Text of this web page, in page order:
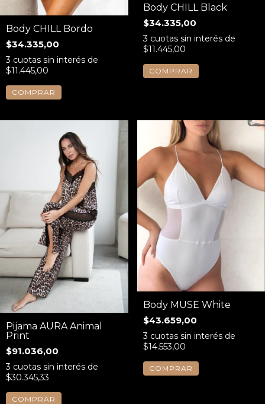
Body CHILL Bordo
$34.335,00
3 cuotas sin interés de
$11.445,00
COMPRAR
Body CHILL Black
$34.335,00
3 cuotas sin interés de
$11.445,00
COMPRAR
Pijama AURA Animal
Print
$91.036,00
3 cuotas sin interés de
$30.345,33
COMPRAR
Body MUSE White
$43.659,00
3 cuotas sin interés de
$14.553,00
COMPRAR